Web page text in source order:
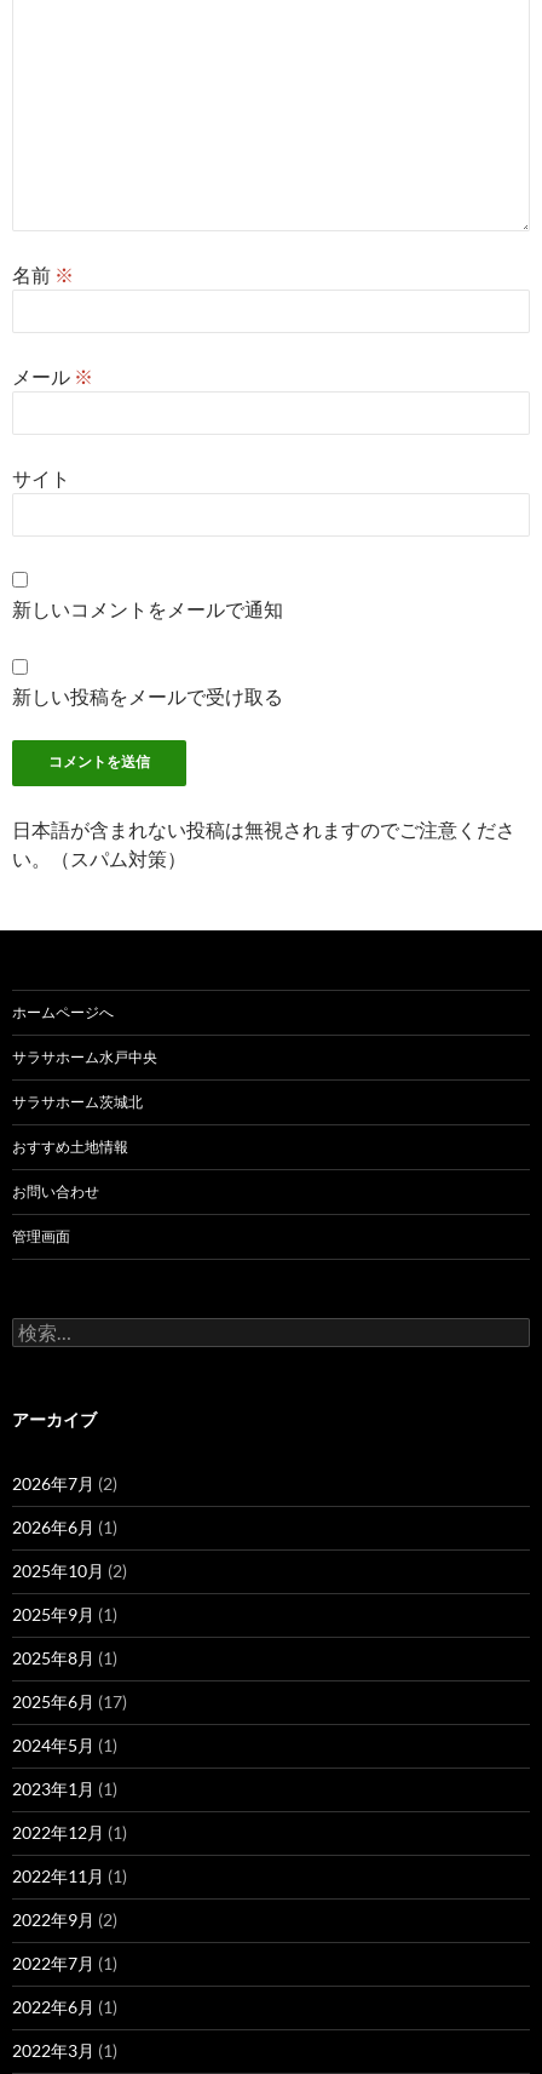
名前 ※
メール ※
サイト
新しいコメントをメールで通知
新しい投稿をメールで受け取る
日本語が含まれない投稿は無視されますのでご注意くださ
い。（スパム対策）
ホームページへ
サラサホーム水戸中央
サラサホーム茨城北
おすすめ土地情報
お問い合わせ
管理画面
検
索:
アーカイブ
2026年7月 (2)
2026年6月 (1)
2025年10月 (2)
2025年9月 (1)
2025年8月 (1)
2025年6月 (17)
2024年5月 (1)
2023年1月 (1)
2022年12月 (1)
2022年11月 (1)
2022年9月 (2)
2022年7月 (1)
2022年6月 (1)
2022年3月 (1)